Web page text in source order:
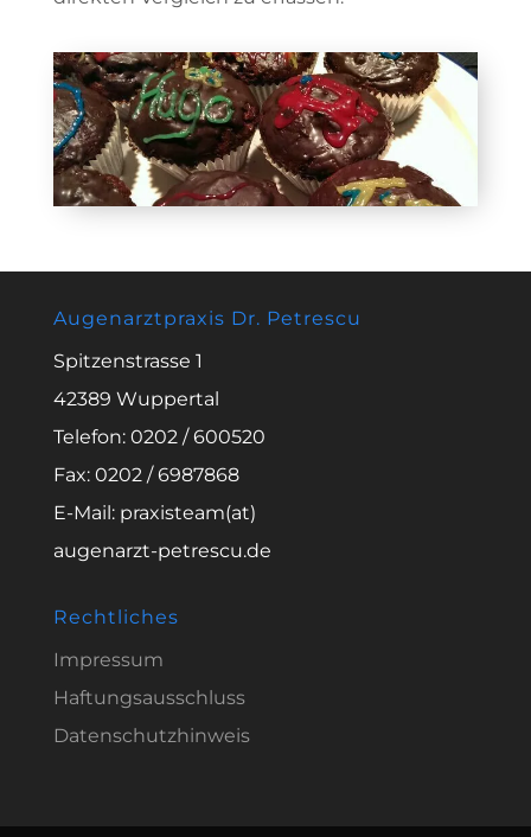
Augenarztpraxis Dr. Petrescu
Spitzenstrasse 1
42389 Wuppertal
Telefon: 0202 / 600520
Fax: 0202 / 6987868
E-Mail: praxisteam(at)
augenarzt-petrescu.de
Rechtliches
Impressum
Haftungsausschluss
Datenschutzhinweis